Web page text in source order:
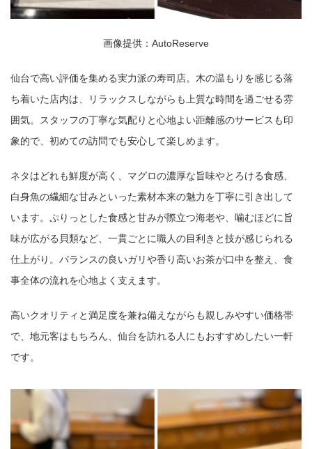
画像提供：AutoReserve
仙台で高い評価を集める実力派の寿司店。木の温もりを感じる落
ち着いた店内は、リラックスしながらも上質な時間を過ごせる雰
囲気。スタッフの丁寧な気配りと心地よい距離感のサービスも印
象的で、初めての訪問でも安心して楽しめます。
ネタはどれも鮮度が高く、マグロの濃厚な旨味やとろける食感、
白身魚の繊細な甘みといった素材本来の魅力を丁寧に引き出して
います。ぷりっとした食感と甘みが際立つ海老や、噛むほどに旨
味が広がる貝類など、一貫ごとに職人の目利きと技が感じられる
仕上がり。バランスの良いガリや香り高いお茶が口中を整え、食
事全体の流れを心地よく支えます。
高いクオリティと満足度を兼ね備えながらも親しみやすい価格帯
で、地元客はもちろん、仙台を訪れる人にもおすすめしたい一軒
です。